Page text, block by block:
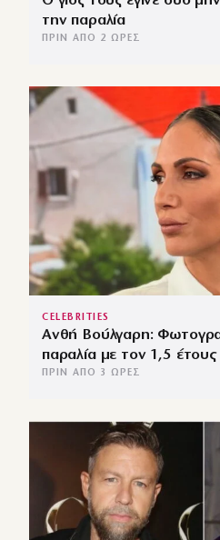
την παραλία
ΠΡΙΝ ΑΠΌ 2 ΏΡΕΣ
CELEBRITIES
Ανθή Βούλγαρη:
παραλία με τον 1,5 έτους
ΠΡΙΝ ΑΠΌ 3 ΏΡΕΣ